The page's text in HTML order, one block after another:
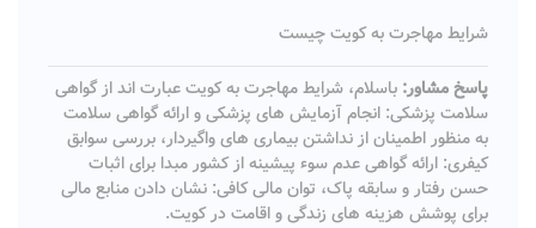
شرایط مهاجرت به کویت چیست
پاسخ مشاور: باسلام، شرایط مهاجرت به کویت عبارت اند از گواهی
سلامت پزشکی: انجام آزمایش های پزشکی و ارائه گواهی سلامت
به منظور اطمینان از نداشتن بیماری های واگیردار، بررسی سوابق
کیفری: ارائه گواهی عدم سوء پیشینه از کشور مبدا برای اثبات
حسن رفتار و سابقه پاک، توان مالی کافی: نشان دادن منابع مالی
برای پوشش هزینه های زندگی و اقامت در کویت.